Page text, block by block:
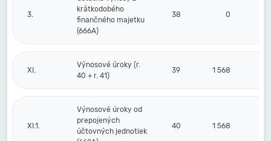
3.
krátkodobého
finančného majetku
(666A)
38 0
XI.
Výnosové úroky (r.
40 + r. 41)
39 1 568
XI.1.
Výnosové úroky od
prepojených
účtovných jednotiek
40 1 568